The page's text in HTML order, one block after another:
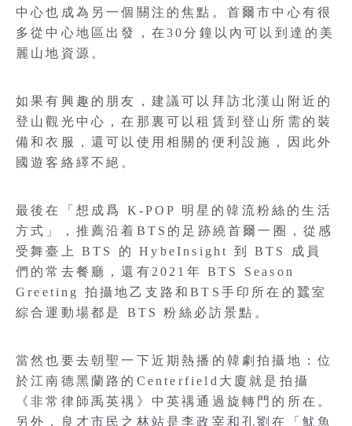
中心也成為另一個關注的焦點。首爾市中心有很
多從中心地區出發，在30分鐘以內可以到達的美
麗山地資源。
如果有興趣的朋友，建議可以拜訪北漢山附近的
登山觀光中心，在那裏可以租賃到登山所需的裝
備和衣服，還可以使用相關的便利設施，因此外
國遊客絡繹不絕。
最後在「想成爲 K-POP 明星的韓流粉絲的生活
方式」，推薦沿着BTS的足跡繞首爾一圈，從感
受舞臺上 BTS 的 HybeInsight 到 BTS 成員
們的常去餐廳，還有2021年 BTS Season
Greeting 拍攝地乙支路和BTS手印所在的蠶室
綜合運動場都是 BTS 粉絲必訪景點。
當然也要去朝聖一下近期熱播的韓劇拍攝地：位
於江南德黑蘭路的Centerfield大廈就是拍攝
《非常律師禹英禑》中英禑通過旋轉門的所在。
另外，良才市民之林站是李政宰和孔劉在「魷魚